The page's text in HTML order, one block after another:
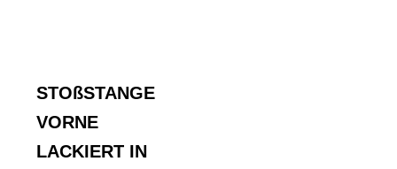
STOßSTANGE
VORNE
LACKIERT IN